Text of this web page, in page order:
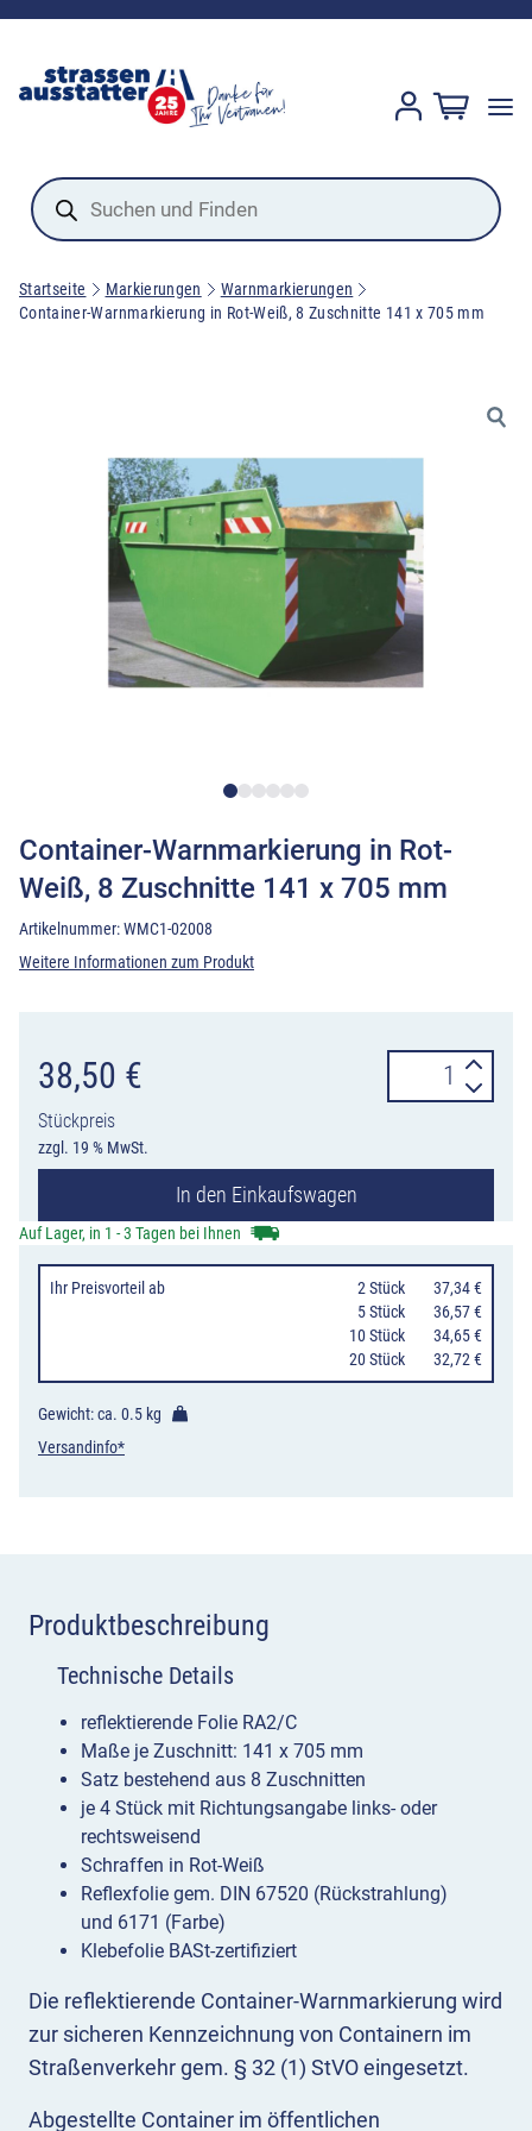
Products
search
Startseite Markierungen
Warnmarkierungen
Container-Warnmarkierung in Rot-Weiß, 8 Zuschnitte 141 x 705 mm
Container-Warnmarkierung in Rot-
Weiß, 8 Zuschnitte 141 x 705 mm
Artikelnummer:WMC1-02008
Weitere Informationen zum Produkt
38,50 €
Stückpreis
zzgl. 19 % MwSt.
Container-
Rot-
Zuschnitte
141
x
705
In den Einkaufswagen
Auf Lager, in 1 - 3 Tagen bei Ihnen
Ihr Preisvorteil ab 2 Stück
37,34 €
5 Stück
36,57 €
10 Stück
34,65 €
20 Stück
32,72 €
Gewicht: ca. 0.5 kg
Versandinfo*
Produktbeschreibung
Die reflektierende Container-Warnmarkierung wird
zur sicheren Kennzeichnung von Containern im
Straßenverkehr gem. § 32 (1) StVO eingesetzt.
Abgestellte Container im öffentlichen
Technische Details
reflektierende Folie RA2/C
Maße je Zuschnitt: 141 x 705 mm
Satz bestehend aus 8 Zuschnitten
je 4 Stück mit Richtungsangabe links- oder
rechtsweisend
Schraffen in Rot-Weiß
Reflexfolie gem. DIN 67520 (Rückstrahlung)
und 6171 (Farbe)
Klebefolie BASt-zertifiziert